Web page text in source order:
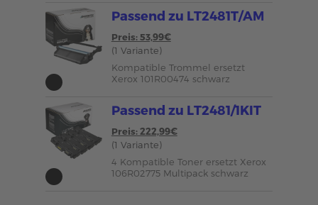
Passend zu LT2481T/AM
Preis: 53,99€
(1 Variante)
Kompatible Trommel ersetzt
Xerox 101R00474 schwarz
Passend zu LT2481/1KIT
Preis: 222,99€
(1 Variante)
4 Kompatible Toner ersetzt Xerox
106R02775 Multipack schwarz